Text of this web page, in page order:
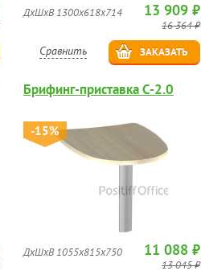
ДхШхВ 1300х618х714 13 909 ₽
16 364 ₽
Сравнить ЗАКАЗАТЬ
Брифинг-приставка С-2.0
-15%
ДхШхВ 1055х815х750 11 088 ₽
13 045 ₽